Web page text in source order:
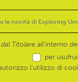
Titolare all’interno
per
l’utilizzo di